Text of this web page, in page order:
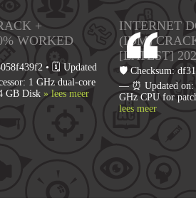
+
WORKED
• 🗓 Updated
1 GHz dual-core
GB Disk » lees meer
INTERNET
(IDM)
[LATEST]
🛡️ Checksum:
— ⏰ Updated on:
GHz CPU for
lees meer